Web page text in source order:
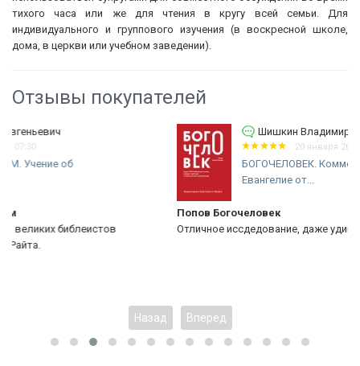
тихого часа или же для чтения в кругу всей семьи. Для
индивидуального и группового изучения (в воскресной школе,
дома, в церкви или учебном заведении).
Отзывы покупателей
Шишкин Владимир Евгеньевич
20 января 2026 09:42
БОГОЧЕЛОВЕК. Комментарий на
Отличное иссдедование, даже удивительно высокий уровень!
Назад Вперед